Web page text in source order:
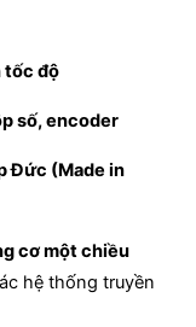
tốc độ
số, encoder
Đức (Made in
cơ một chiều
hệ thống truyền